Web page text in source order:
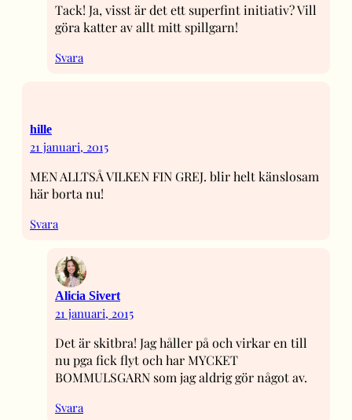
Tack! Ja, visst är det ett superfint initiativ? Vill
göra katter av allt mitt spillgarn!
Svara
hille
21 januari, 2015
MEN ALLTSÅ VILKEN FIN GREJ. blir helt känslosam
här borta nu!
Svara
Alicia Sivert
21 januari, 2015
Det är skitbra! Jag håller på och virkar en till
nu pga fick flyt och har MYCKET
BOMMULSGARN som jag aldrig gör något av.
Svara